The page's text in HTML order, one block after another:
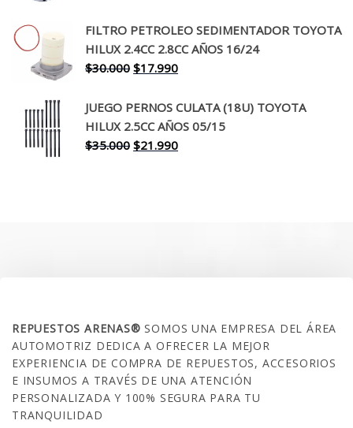
original
era:
$260.000.
actual
es:
FILTRO PETROLEO SEDIMENTADOR TOYOTA
HILUX 2.4CC 2.8CC AÑOS 16/24
$30.000 El
original
era:
$30.000.
$17.990El
actual
es:
$17.990.
JUEGO PERNOS CULATA (18U) TOYOTA
HILUX 2.5CC AÑOS 05/15
$35.000 El
$21.990El
REPUESTOS ARENAS®SOMOS UNA EMPRESA DEL ÁREA
AUTOMOTRIZ DEDICA A OFRECER LA MEJOR
EXPERIENCIA DE COMPRA DE REPUESTOS, ACCESORIOS
E INSUMOS A TRAVÉS DE UNA ATENCIÓN
PERSONALIZADA Y 100% SEGURA PARA TU
TRANQUILIDAD